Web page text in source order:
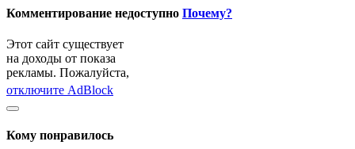
Комментирование недоступно Почему?
Этот сайт существует
на доходы от показа
рекламы. Пожалуйста,
отключите AdBlock
Кому понравилось